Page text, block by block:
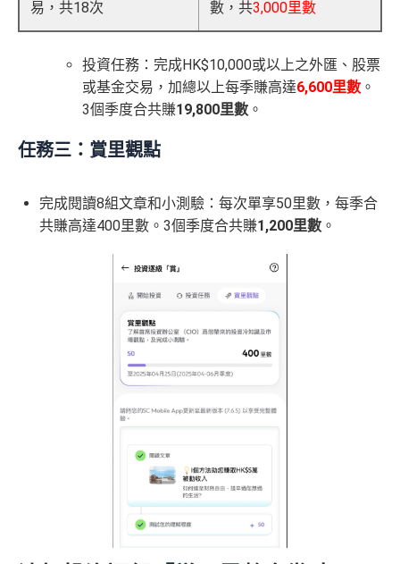
易，共18次
數，共3,000里數
投資任務：完成HK$10,000或以上之外匯、股票
或基金交易，加總以上每季賺高達6,600里數 。
3個季度合共賺19,800里數 。
任務三：賞里觀點
完成閱讀8組文章和小測驗：每次單享50里數，每季合
共賺高達400里數 。3個季度合共賺1,200里數 。